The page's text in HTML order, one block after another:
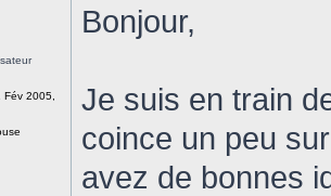
Fév 2005,
Bonjour,
Je suis en train
coince un peu
avez de bonnes